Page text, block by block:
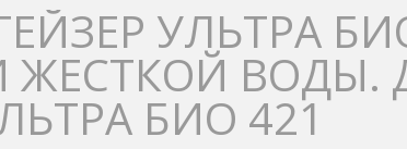
УЛЬТРА
ЖЕСТКОЙ ВОДЫ.
БИО 421